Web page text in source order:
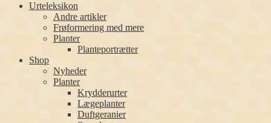
Urteleksikon
Andre artikler
Frøformering med mere
Planter
Planteportrætter
Shop
Nyheder
Planter
Krydderurter
Lægeplanter
Duftgeranier